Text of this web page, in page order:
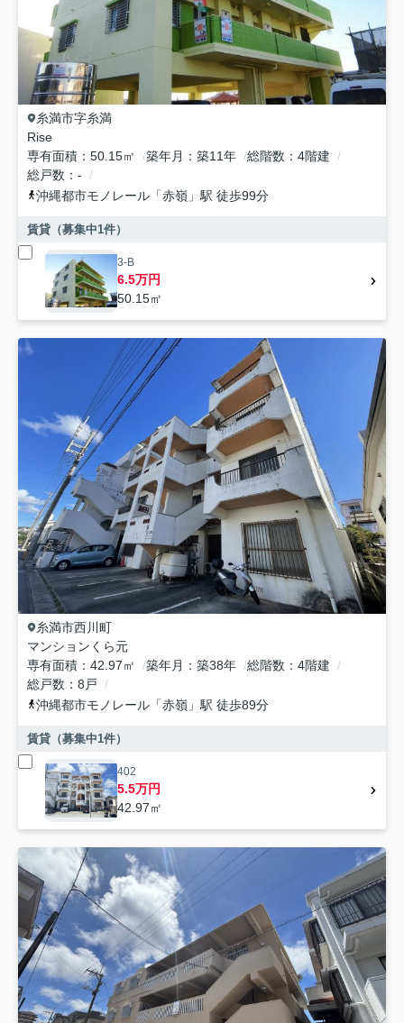
糸満市字糸満
Rise
専有面積
50.15㎡ 築年月 築11年 総階数
4階建
総戸数
-
沖縄都市モノレール 「赤嶺 」駅 徒歩99分
賃貸（募集中1件）
3-B
6.5万円
50.15㎡
糸満市西川町
マンションくら元
専有面積
42.97㎡ 築年月 築38年 総階数
4階建
総戸数
8戸
沖縄都市モノレール 「赤嶺 」駅 徒歩89分
賃貸（募集中1件）
402
5.5万円
42.97㎡